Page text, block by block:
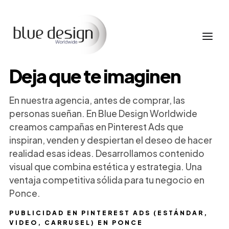
PUBLICIDAD EN PINTEREST ADS (ESTÁNDAR,
VIDEO, CARRUSEL) EN PONCE
Deja que te imaginen
En nuestra agencia, antes de comprar, las
personas sueñan. En Blue Design Worldwide
creamos campañas en Pinterest Ads que
inspiran, venden y despiertan el deseo de hacer
realidad esas ideas. Desarrollamos contenido
visual que combina estética y estrategia. Una
ventaja competitiva sólida para tu negocio en
Ponce.